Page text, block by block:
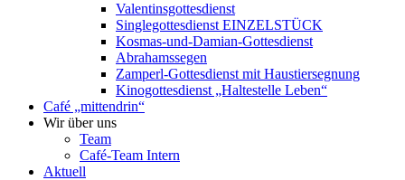
Valentinsgottesdienst
Singlegottesdienst EINZELSTÜCK
Kosmas-und-Damian-Gottesdienst
Abrahamssegen
Zamperl-Gottesdienst mit Haustiersegnung
Kinogottesdienst „Haltestelle Leben“
Café „mittendrin“
Wir über uns
Team
Café-Team Intern
Aktuell